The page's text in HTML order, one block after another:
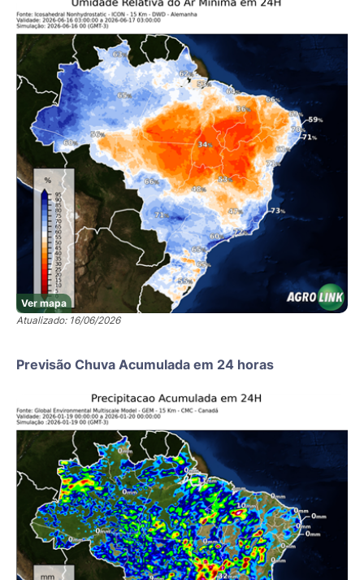
Ver mapa
Atualizado: 16/06/2026
Previsão Chuva Acumulada em 24 horas